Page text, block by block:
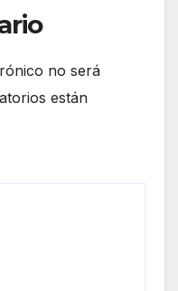
no será
están